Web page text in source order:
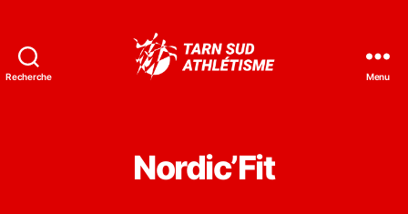
Recherche Menu
Nordic’Fit